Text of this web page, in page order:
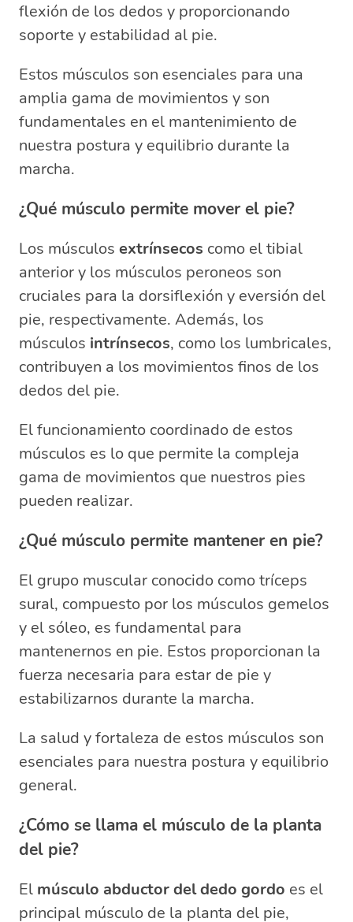
flexión de los dedos y proporcionando
soporte y estabilidad al pie.
Estos músculos son esenciales para una
amplia gama de movimientos y son
fundamentales en el mantenimiento de
nuestra postura y equilibrio durante la
marcha.
¿Qué músculo permite mover el pie?
Los músculos extrínsecos como el tibial
anterior y los músculos peroneos son
cruciales para la dorsiflexión y eversión del
pie, respectivamente. Además, los
músculos intrínsecos, como los lumbricales,
contribuyen a los movimientos finos de los
dedos del pie.
El funcionamiento coordinado de estos
músculos es lo que permite la compleja
gama de movimientos que nuestros pies
pueden realizar.
¿Qué músculo permite mantener en pie?
El grupo muscular conocido como tríceps
sural, compuesto por los músculos gemelos
y el sóleo, es fundamental para
mantenernos en pie. Estos proporcionan la
fuerza necesaria para estar de pie y
estabilizarnos durante la marcha.
La salud y fortaleza de estos músculos son
esenciales para nuestra postura y equilibrio
general.
¿Cómo se llama el músculo de la planta
del pie?
El músculo abductor del dedo gordo es el
principal músculo de la planta del pie,